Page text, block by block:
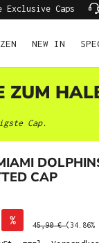
Caps
NEW IN
ZUM
Cap.
CAP
% 45,90 €